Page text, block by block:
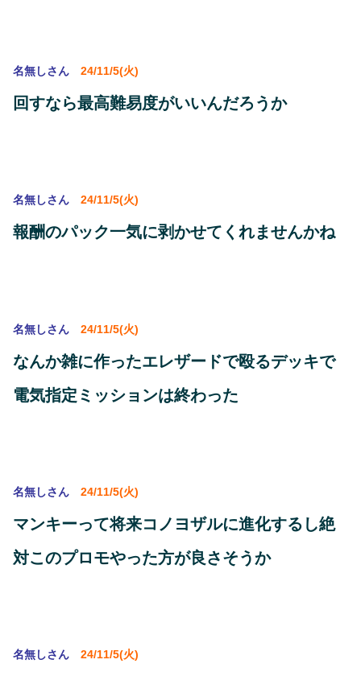
名無しさん 24/11/5(火)
回すなら最高難易度がいいんだろうか
名無しさん 24/11/5(火)
報酬のパック一気に剥かせてくれませんかね
名無しさん 24/11/5(火)
なんか雑に作ったエレザードで殴るデッキで
電気指定ミッションは終わった
名無しさん 24/11/5(火)
マンキーって将来コノヨザルに進化するし絶
対このプロモやった方が良さそうか
名無しさん 24/11/5(火)